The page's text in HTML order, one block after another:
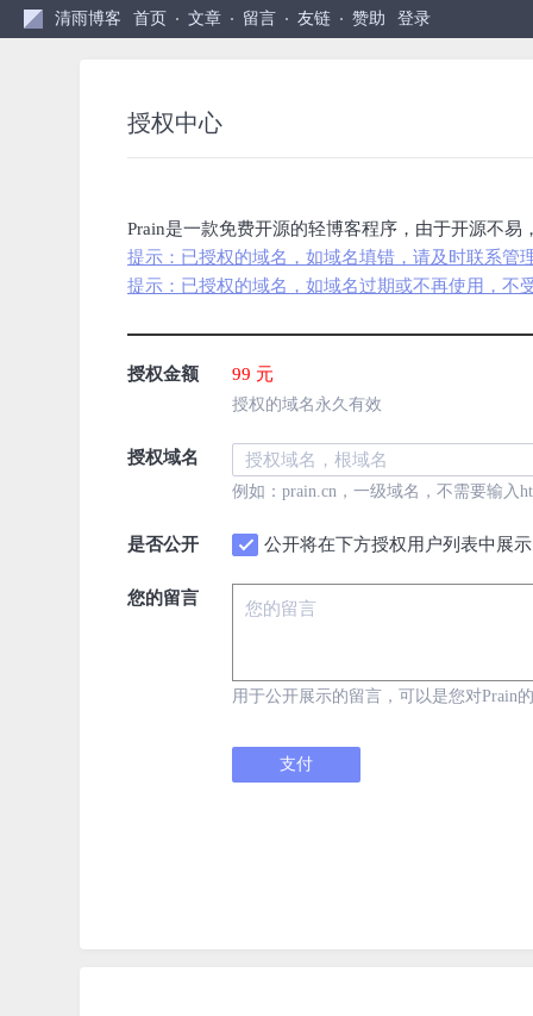
清雨博客 首页 文章 留言 友链 赞助 登录
授权中心
Prain是一款免费开源的轻博客程序，由于开源不
提示：已授权的域名，如域名填错，请及时联系管
提示：已授权的域名，如域名过期或不再使用，不
授权金额 99 元
授权的域名永久有效
授权域名
例如：prain.cn，一级域名，不需要输入
是否公开 公开将在下方授权用户列表中展示
您的留言
用于公开展示的留言，可以是您对Prain
支付